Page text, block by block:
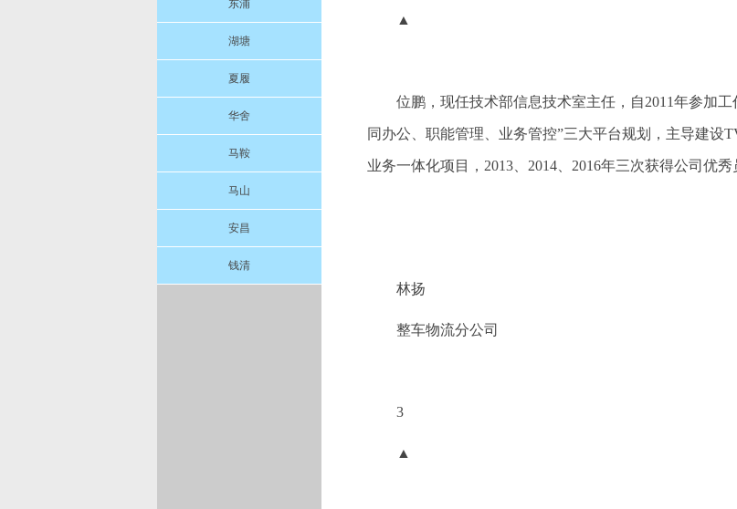
东浦
湖塘
夏履
华舍
马鞍
马山
安昌
钱清
▲
位鹏，现任技术部信息技术室主任，自2011年参加
同办公、职能管理、业务管控”三大平台规划，主导建设
业务一体化项目，2013、2014、2016年三次获得公司优秀
林扬
整车物流分公司
3
▲